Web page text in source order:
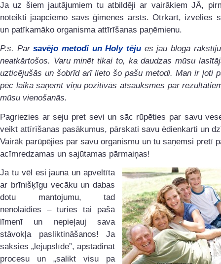
Ja uz šiem jautājumiem tu atbildēji ar vairākiem JĀ,
noteikti jāapciemo savs ģimenes ārsts. Otrkārt, izvēlies
un patīkamāko organisma attīrīšanas paņēmienu.
P.s. Parsavējo metodi un Holy tēju es jau blogā
neatkārtošos. Varu minēt tikai to, ka daudzas mūsu
uzticējušās un šobrīd arī lieto šo pašu metodi. Man ir ļoti
pēc laika saņemt viņu pozitīvās atsauksmes par
mūsu vienošanās.
Pagriezies ar seju pret sevi un sāc rūpēties par savu
veikt attīrīšanas pasākumus, pārskati savu ēdienkarti un
Vairāk parūpējies par savu organismu un tu saņemsi pretī
acīmredzamas un sajūtamas pārmaiņas!
Ja tu vēl esi jauna un apveltīta
ar brīnišķīgu vecāku un dabas
dotu mantojumu, tad
nenolaidies – turies tai pašā
līmenī un nepieļauj sava
stāvokļa pasliktināšanos! Ja
sāksies „lejupslīde”, apstādināt
procesu un „salikt visu pa